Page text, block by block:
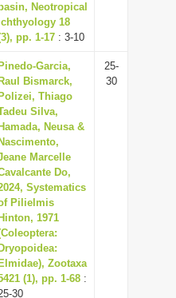
basin, Neotropical
Ichthyology 18
pp. 1-17 : 3-10
Pinedo-Garcia,
Raul Bismarck,
Polizei, Thiago
Silva,
Hamada, Neusa &
Nascimento,
Marcelle
Do,
Systematics
Pilielmis
Hinton, 1971
Dryopoidea:
Elmidae), Zootaxa
(1), pp. 1-68 :
30
25-
30